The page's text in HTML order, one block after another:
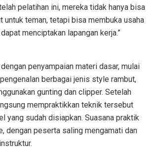
pelatihan ini, mereka tidak hanya bisa
untuk teman, tetapi bisa membuka usaha
menciptakan lapangan kerja.”
penyampaian materi dasar, mulai
berbagai jenis style rambut,
gunting dan clipper. Setelah
mempraktikkan teknik tersebut
yang sudah disiapkan. Suasana praktik
dengan peserta saling mengamati dan